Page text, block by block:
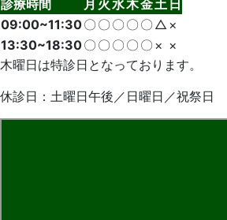
診療時間 月 火 水木金土 日
09:00~11:30〇 〇 〇 〇 〇 △ ×
13:30~18:30〇 〇 〇 〇 〇 × ×
木曜日は特診日となっております。
休診日：土曜日午後／日曜日／祝祭日